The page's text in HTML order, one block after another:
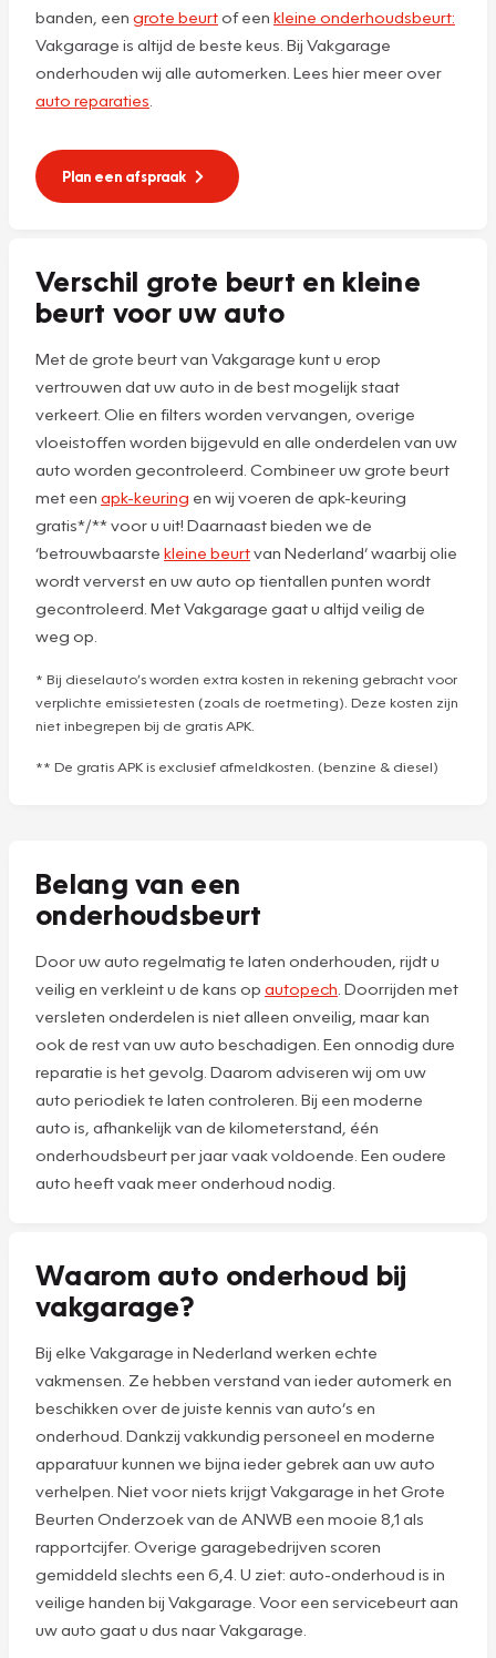
banden, een grote beurtof een kleine onderhoudsbeurt:
Vakgarage is altijd de beste keus. Bij Vakgarage
onderhouden wij alle automerken. Lees hier meer over
auto reparaties
Plan een afspraak
Verschil grote beurt en kleine
beurt voor uw auto
Met de grote beurt van Vakgarage kunt u erop
vertrouwen dat uw auto in de best mogelijk staat
verkeert. Olie en filters worden vervangen, overige
vloeistoffen worden bijgevuld en alle onderdelen van uw
auto worden gecontroleerd. Combineer uw grote beurt
met een apk-keuring en wij voeren de apk-keuring
gratis*/** voor u uit! Daarnaast bieden we de
‘betrouwbaarste kleine beurtvan Nederland’ waarbij olie
wordt ververst en uw auto op tientallen punten wordt
gecontroleerd. Met Vakgarage gaat u altijd veilig de
weg op.
* Bij dieselauto’s worden extra kosten in rekening gebracht voor
verplichte emissietesten (zoals de roetmeting). Deze kosten zijn
niet inbegrepen bij de gratis APK.
** De gratis APK is exclusief afmeldkosten. (benzine & diesel)
Belang van een
onderhoudsbeurt
Door uw auto regelmatig te laten onderhouden, rijdt u
veilig en verkleint u de kans op autopech . Doorrijden met
versleten onderdelen is niet alleen onveilig, maar kan
ook de rest van uw auto beschadigen. Een onnodig dure
reparatie is het gevolg. Daarom adviseren wij om uw
auto periodiek te laten controleren. Bij een moderne
auto is, afhankelijk van de kilometerstand, één
onderhoudsbeurt per jaar vaak voldoende. Een oudere
auto heeft vaak meer onderhoud nodig.
Waarom auto onderhoud bij
vakgarage?
Bij elke Vakgarage in Nederland werken echte
vakmensen. Ze hebben verstand van ieder automerk en
beschikken over de juiste kennis van auto’s en
onderhoud. Dankzij vakkundig personeel en moderne
apparatuur kunnen we bijna ieder gebrek aan uw auto
verhelpen. Niet voor niets krijgt Vakgarage in het Grote
Beurten Onderzoek van de ANWB een mooie 8,1 als
rapportcijfer. Overige garagebedrijven scoren
gemiddeld slechts een 6,4. U ziet: auto-onderhoud is in
veilige handen bij Vakgarage. Voor een servicebeurt aan
uw auto gaat u dus naar Vakgarage.